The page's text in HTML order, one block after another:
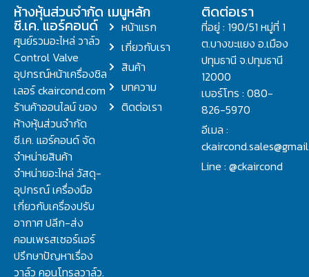
ห้างหุ้นส่วนจำกัด
ซี.เค. แอร์คอนด์
ศูนย์รวมอะไหล่ วาล์ว
Control Valve
อุปกรณ์หน้าเครื่องชิล
เลอร์ ckaircond.com
ร้านค้าออนไลน์ ของ
ห้างหุ้นส่วนจำกัด
ซี.เค. แอร์คอนด์ จัด
จำหน่ายสินค้า
จำหน่ายอะไหล่ วัสดุ-
อุปกรณ์ เครื่องมือ
เกี่ยวกับเครื่องปรับ
อากาศ ปลีก-ส่ง
คอมเพรสเซอร์แอร์
ปรึกษาปัญหาเรื่อง
วาล์ว คอนโทรลวาล์ว.
เมนูหลัก
หน้าแรก
เกี่ยวกับเรา
สินค้า
บทความ
ติดต่อเรา
ติดต่อเรา
ที่อยู่ : 190/51 หมู่ที่ 1
ต.บางขะแยง อ.เมือง
ปทุมธานี จ.ปทุมธานี
12000
เบอร์โทร : 080-
826-5970
อีเมล :
Line : @ckaircond